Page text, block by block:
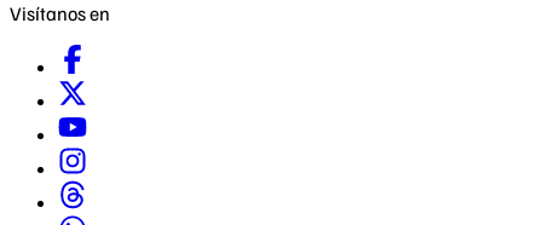
Visítanos en